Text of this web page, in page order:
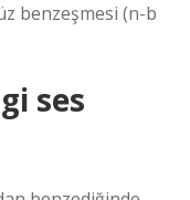
benzeşmesi (n-b
ses